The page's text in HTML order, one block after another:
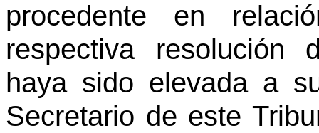
procedente en
respectiva resolución
haya sido elevada a
Secretario de este